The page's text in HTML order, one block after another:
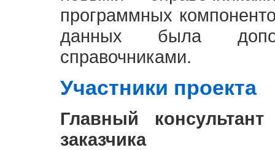
программных
данных была
справочниками.
Участники проекта
Главный
заказчика